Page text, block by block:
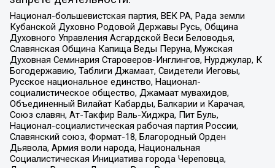
Национал-большевистская партия, ВЕК РА, Рада земли
Кубанской Духовно Родовой Державы Русь, Община
Духовного Управления Асгардской Веси Беловодья,
Славянская Община Капища Веды Перуна, Мужская
Духовная Семинария Староверов-Инглингов, Нурджулар, К
Богодержавию, Таблиги Джамаат, Свидетели Иеговы,
Русское национальное единство, Национал-
социалистическое общество, Джамаат мувахидов,
Объединенный Вилайат Кабарды, Балкарии и Карачая,
Союз славян, Ат-Такфир Валь-Хиджра, Пит Буль,
Национал-социалистическая рабочая партия России,
Славянский союз, Формат-18, Благородный Орден
Дьявола, Армия воли народа, Национальная
Социалистическая Инициатива города Череповца,